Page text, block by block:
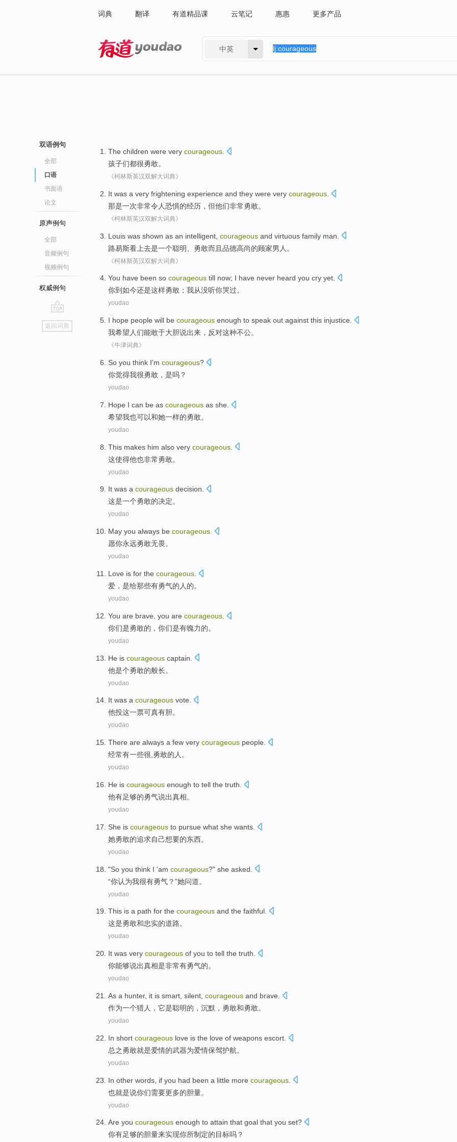
词典 翻译 有道精品课 云笔记 惠惠 更多产品
中英
双语例句
全部
口语
书面语
论文
原声例句
全部
音频例句
视频例句
权威例句
go
top
返回词典
The children were very courageous
孩子们都很勇敢。
《柯林斯英汉双解大词典》
It was a very frightening experience and they were very courageous
那是一次非常令人恐惧的经历 ， 但他们非常勇敢。
《柯林斯英汉双解大词典》
Louis was shown as an intelligent courageous and virtuous family man
路易斯看上去是一个聪明 勇敢而且品德高尚的顾家男人 。
《柯林斯英汉双解大词典》
You have been so courageous till now; I have never heard you cry yet.
你到如今还是这样勇敢 ； 我从没听你哭过。
youdao
I hope people will be courageous enough to speak out against this injustice
我希望 人们能敢于大胆说出来 ， 反对这种不公。
《牛津词典》
So you think I'm courageous?
你觉得我很勇敢 ，是吗？
youdao
Hope I can be as courageous as she
希望我也可以和她一样的勇敢。
youdao
This makes him also very courageous
这使得他也非常勇敢。
youdao
It was a courageous decision.
这是一个勇敢的决定。
youdao
May you always be courageous
愿你永远勇敢无畏。
youdao
Love is for the courageous
爱 ， 是给那些有勇气的人的。
youdao
You are brave , you are courageous
你们是勇敢的 ，你们是有魄力的。
youdao
He is courageous captain.
他是个勇敢的般长。
youdao
It was a courageous vote.
他投这一票可真有胆。
youdao
There are always a few very courageous people
经常有一些很 勇敢的 人 。
youdao
He is courageous enough to tell the truth
他有足够的勇气说出真相。
youdao
She is courageous to pursue what she wants
她勇敢的追求自己想要的东西。
youdao
"So you think I 'am courageous?" she asked
“你认为我很有勇气 ？”她问道。
youdao
This is a path for the courageous and the faithful.
这是勇敢和忠实的道路。
youdao
It was very courageous of you to tell the truth
你能够说出真相是非常有勇气的。
youdao
As a hunter, it is smart silent courageous and brave
作为一个猎人 ， 它是聪明的， 沉默 ， 勇敢和勇敢。
youdao
In short courageous love is the love of weapons escort
总之勇敢就是爱情的武器为爱情保驾护航。
youdao
In other words , if you had been a little more courageous
也就是说你们需要更多的胆量。
youdao
Are you courageous enough to attain that goal that you set?
你有足够的胆量来实现你所制定的目标吗？